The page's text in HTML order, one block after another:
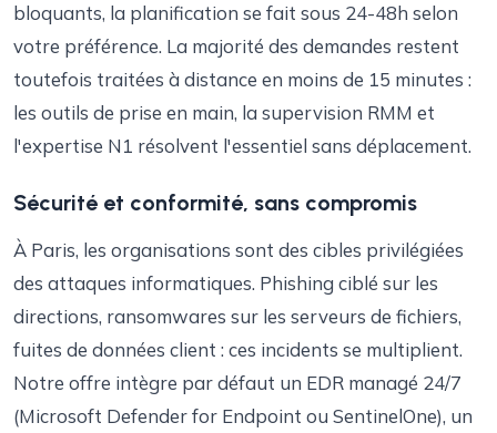
bloquants, la planification se fait sous 24-48h selon
votre préférence. La majorité des demandes restent
toutefois traitées à distance en moins de 15 minutes :
les outils de prise en main, la supervision RMM et
l'expertise N1 résolvent l'essentiel sans déplacement.
Sécurité et conformité, sans compromis
À Paris, les organisations sont des cibles privilégiées
des attaques informatiques. Phishing ciblé sur les
directions, ransomwares sur les serveurs de fichiers,
fuites de données client : ces incidents se multiplient.
Notre offre intègre par défaut un EDR managé 24/7
(Microsoft Defender for Endpoint ou SentinelOne), un